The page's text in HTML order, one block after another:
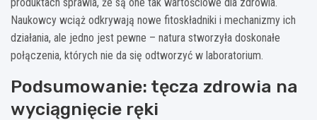
Naukowcy wciąż odkrywają nowe fitoskładniki i mechanizmy ich
działania, ale jedno jest pewne – natura stworzyła doskonałe
połączenia, których nie da się odtworzyć w laboratorium.
Podsumowanie: tęcza zdrowia na
wyciągnięcie ręki